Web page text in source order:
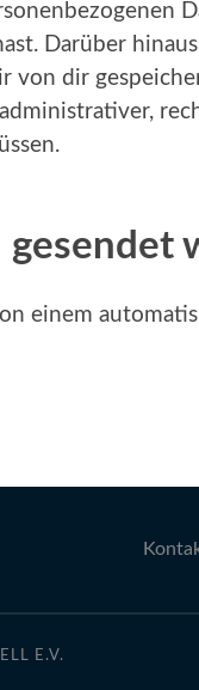
Darüber
von dir
einem
E.V.